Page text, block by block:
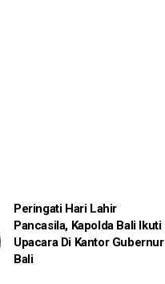
Peringati Hari Lahir
Pancasila, Kapolda Bali Ikuti
Upacara Di Kantor Gubernur
Bali